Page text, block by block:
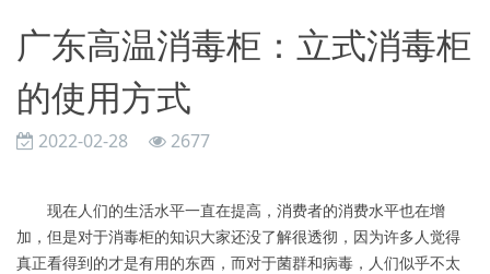
广东高温消毒柜：立式消毒柜
的使用方式
2022-02-28 2677
现在人们的生活水平一直在提高，消费者的消费水平也在增
加，但是对于消毒柜的知识大家还没了解很透彻，因为许多人觉得
真正看得到的才是有用的东西，而对于菌群和病毒，人们似乎不太